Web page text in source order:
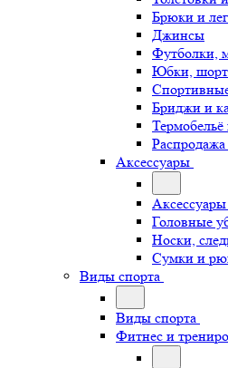
Брюки и
Джинсы
Футболки,
Юбки,
Бриджи и
Аксессуары
Аксессуары
Головные
Носки,
Сумки и
Виды спорта
Виды спорта
Фитнес и